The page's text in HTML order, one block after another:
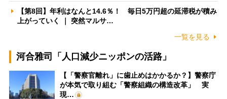
【第8回】年利はなんと14.6％！ 毎日5万円超の延滞税が積み
上がっていく ｜ 突然マルサ…
一覧を見る
河合雅司「人口減少ニッポンの活路」
【「警察官離れ」に歯止めはかかるか？】警察庁
が本気で取り組む「警察組織の構造改革」 実
現…